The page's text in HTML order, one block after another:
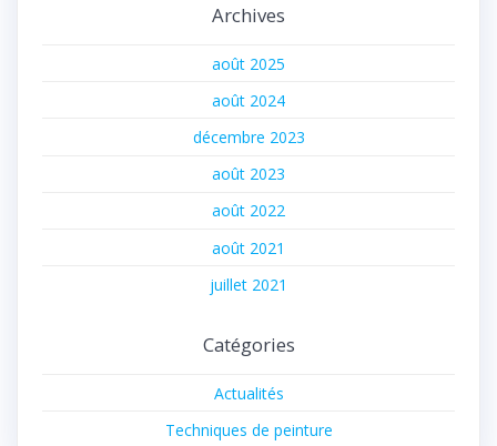
Archives
août 2025
août 2024
décembre 2023
août 2023
août 2022
août 2021
juillet 2021
Catégories
Actualités
Techniques de peinture